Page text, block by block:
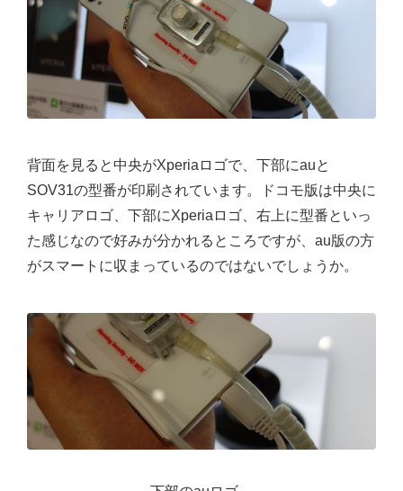
背面を見ると中央がXperiaロゴで、下部にauと
SOV31の型番が印刷されています。ドコモ版は中央に
キャリアロゴ、下部にXperiaロゴ、右上に型番といっ
た感じなので好みが分かれるところですが、au版の方
がスマートに収まっているのではないでしょうか。